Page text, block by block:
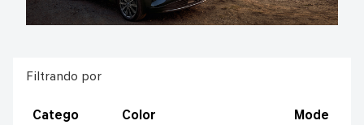
Filtrando por
Catego
Color
Mode